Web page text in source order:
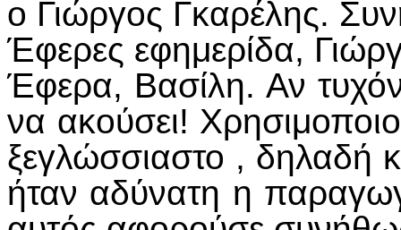
ο Γιώργος Γκαρέλης.
Έφερες εφημερίδα,
Έφερα, Βασίλη. Αν τυχόν
να ακούσει!
ξεγλώσσιαστο , δηλαδή
ήταν αδύνατη η